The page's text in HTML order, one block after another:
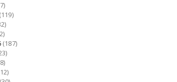
(119)
(187)